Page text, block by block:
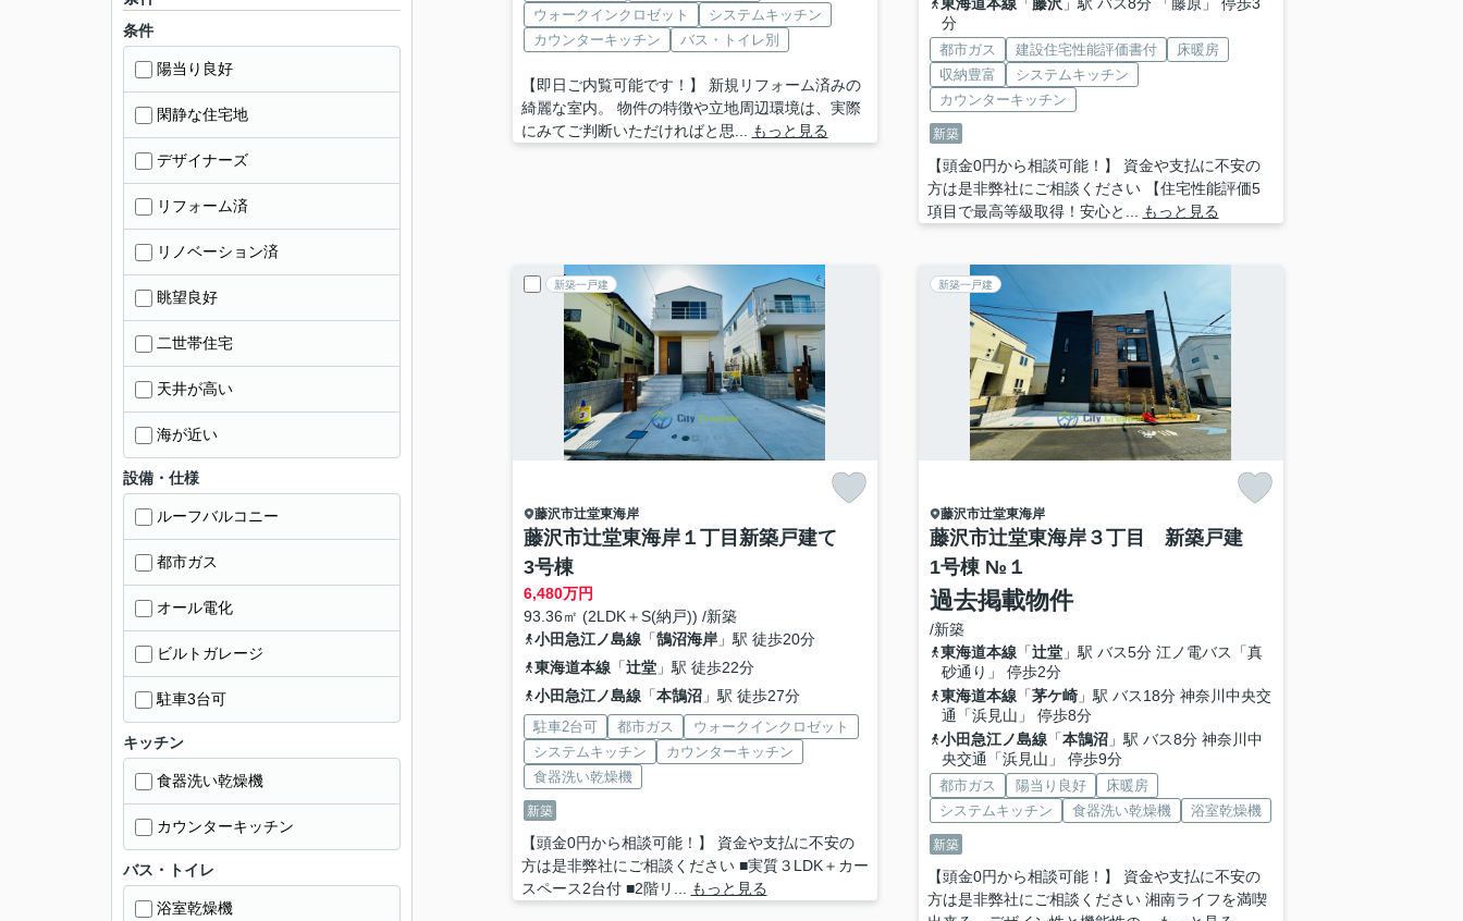
ウォークインクロゼット
システムキッチン
カウンターキッチン
バス・トイレ別
【即日ご内覧可能です！】 新規リフォーム済みの
綺麗な室内。 物件の特徴や立地周辺環境は、実際
にみてご判断いただければと思...
もっと見る
分
都市ガス 建設住宅性能評価書付
床暖房
収納豊富
システムキッチン
カウンターキッチン
新築
【頭金0円から相談可能！】 資金や支払に不安の
方は是非弊社にご相談ください 【住宅性能評価5
項目で最高等級取得！安心と...
もっと見る
新築一戸建
藤沢市辻堂東海岸
藤沢市辻堂東海岸１丁目新築戸建て
3号棟
6,480万円
93.36㎡ (2LDK＋S(納戸)) /新築
小田急江ノ島線「鵠沼海岸」駅 徒歩20分
東海道本線「辻堂」駅 徒歩22分
小田急江ノ島線「本鵠沼」駅 徒歩27分
駐車2台可 都市ガス
ウォークインクロゼット
システムキッチン
カウンターキッチン
食器洗い乾燥機
新築
【頭金0円から相談可能！】 資金や支払に不安の
方は是非弊社にご相談ください ■実質３LDK＋カー
スペース2台付 ■2階リ...
もっと見る
新築一戸建
藤沢市辻堂東海岸
藤沢市辻堂東海岸３丁目 新築戸建
1号棟 №１
過去掲載物件
/新築
東海道本線「辻堂」駅 バス5分 江ノ電バス「真
砂通り」 停歩2分
東海道本線「茅ケ崎」駅 バス18分 神奈川中央交
通「浜見山」 停歩8分
小田急江ノ島線「本鵠沼」駅 バス8分 神奈川中
央交通「浜見山」 停歩9分
都市ガス 陽当り良好
床暖房
システムキッチン
食器洗い乾燥機 浴室乾燥機
新築
【頭金0円から相談可能！】 資金や支払に不安の
方は是非弊社にご相談ください 湘南ライフを満喫
条件
陽当り良好
閑静な住宅地
デザイナーズ
リフォーム済
リノベーション済
眺望良好
二世帯住宅
天井が高い
海が近い
設備・仕様
ルーフバルコニー
都市ガス
オール電化
ビルトガレージ
駐車3台可
キッチン
食器洗い乾燥機
カウンターキッチン
バス・トイレ
浴室乾燥機